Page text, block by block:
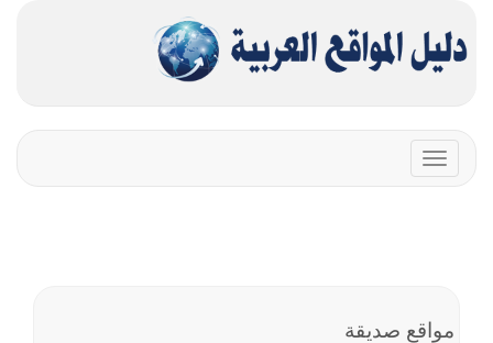
Toggle
navigation
مواقع صديقة